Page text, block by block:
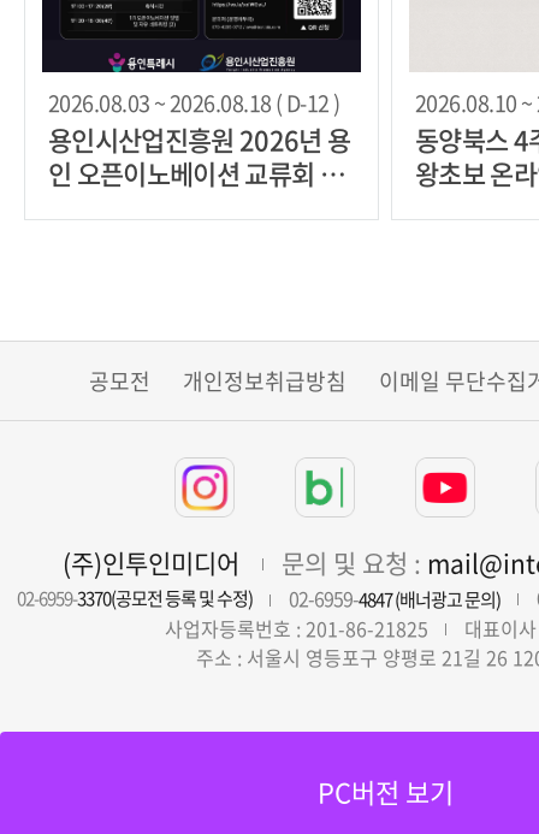
2026.08.03 ~ 2026.08.18 ( D-12 )
용인시산업진흥원 2026년 용
인 오픈이노베이션 교류회 3
2026.08.10 ~
동양북스 4주 완성 프랑스어
왕초보 온
공모전 개인정보취급방침 이메일 무단수집
(주)인투인미디어 문의 및 요청 :
02-6959-3370(공모전 등록 및 수정) 02-6959-4847 (배너광고 문의)
사업자등록번호 : 201-86-21825
대표이
주소 : 서울시 영등포구 양평로 21길 26
PC버전 보기